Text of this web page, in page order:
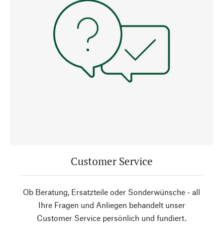
Customer Service
Ob Beratung, Ersatzteile oder Sonderwünsche - all
Ihre Fragen und Anliegen behandelt unser
Customer Service persönlich und fundiert.